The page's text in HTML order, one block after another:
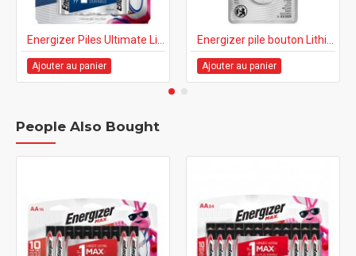
Ajouter au panier Ajouter au panier
People Also Bought